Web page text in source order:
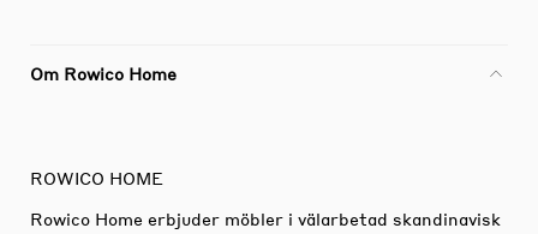
Om Rowico Home
ROWICO HOME
Rowico Home erbjuder möbler i välarbetad skandinavisk